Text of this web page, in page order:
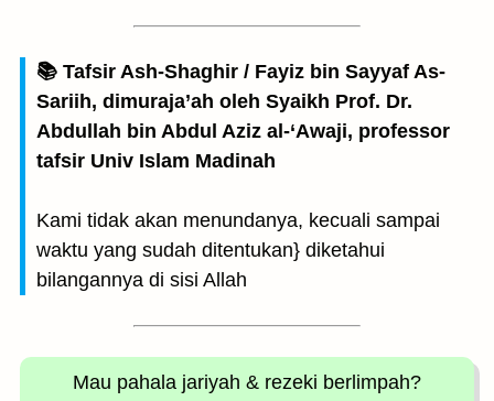
📚 Tafsir Ash-Shaghir / Fayiz bin Sayyaf As-
Sariih, dimuraja’ah oleh Syaikh Prof. Dr.
Abdullah bin Abdul Aziz al-‘Awaji, professor
tafsir Univ Islam Madinah
Kami tidak akan menundanya, kecuali sampai
waktu yang sudah ditentukan} diketahui
bilangannya di sisi Allah
Mau pahala jariyah & rezeki berlimpah?